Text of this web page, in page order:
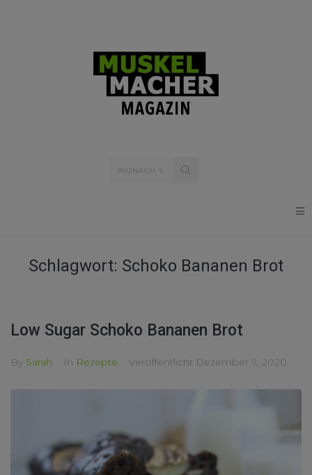
Schlagwort: Schoko Bananen Brot
Low Sugar Schoko Bananen Brot
By Sarah In Rezepte Veröffentlicht Dezember 9, 2020